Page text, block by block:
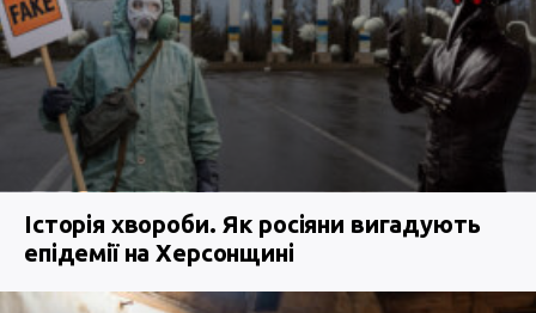
Історія хвороби. Як росіяни вигадують
епідемії на Херсонщині